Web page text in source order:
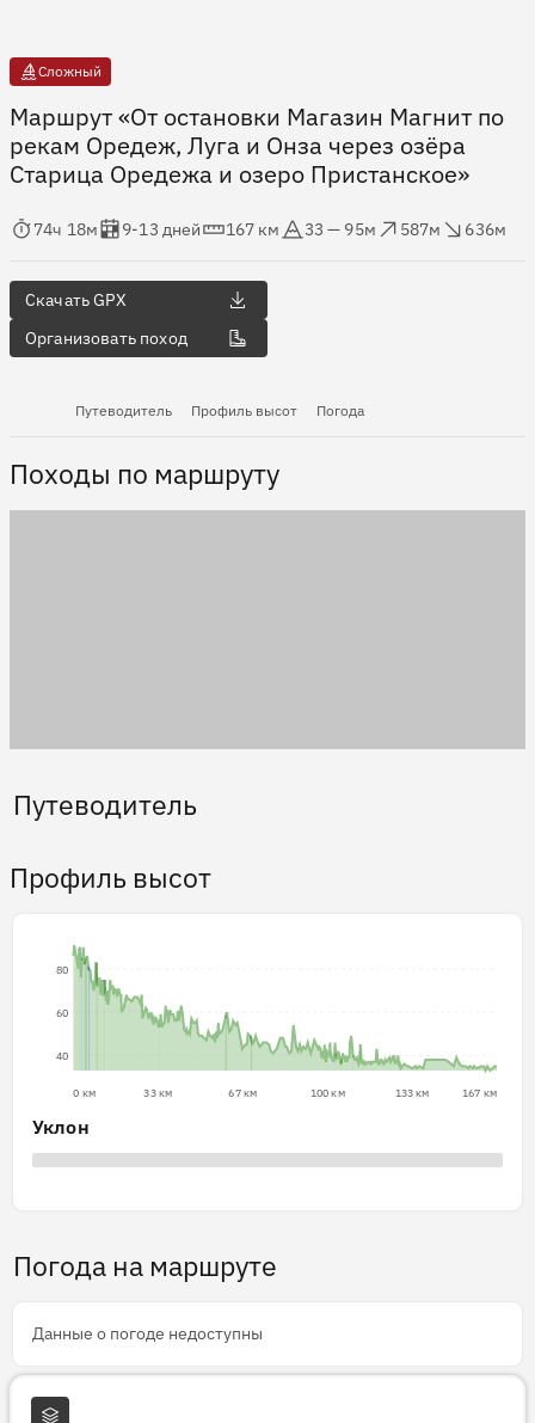
Сложный
Маршрут «От остановки Магазин Магнит по
рекам Оредеж, Луга и Онза через озёра
Старица Оредежа и озеро Пристанское»
в пути
74ч 18м
Оценка в днях
9-13 дней
Дистанция
167 км
Абсолютная высота
33 — 95м
Набор высоты
587м
Сброс высоты
636м
Скачать GPX
Организовать поход
Путеводитель Профиль высот Погода
Походы по маршруту
Путеводитель
Профиль высот
40
60
80
0 км 33 км 67 км 100 км 133 км 167 км
Уклон
Погода на маршруте
Данные о погоде недоступны